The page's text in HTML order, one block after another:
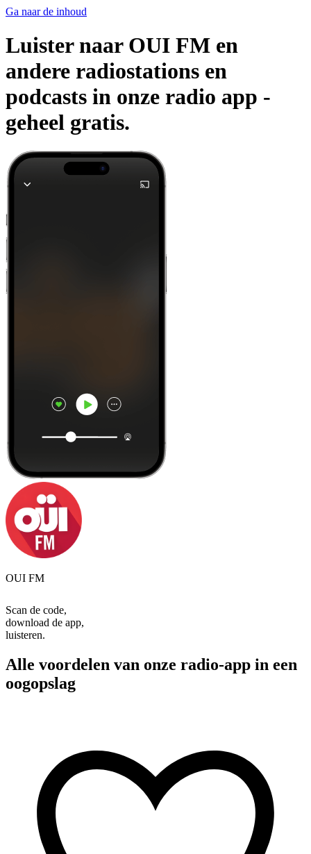
Ga naar de inhoud
Luister naar OUI FM en
andere radiostations en
podcasts in onze radio app -
geheel gratis.
OUI FM
Scan de code,
download de app,
luisteren.
Alle voordelen van onze radio-app in een
oogopslag